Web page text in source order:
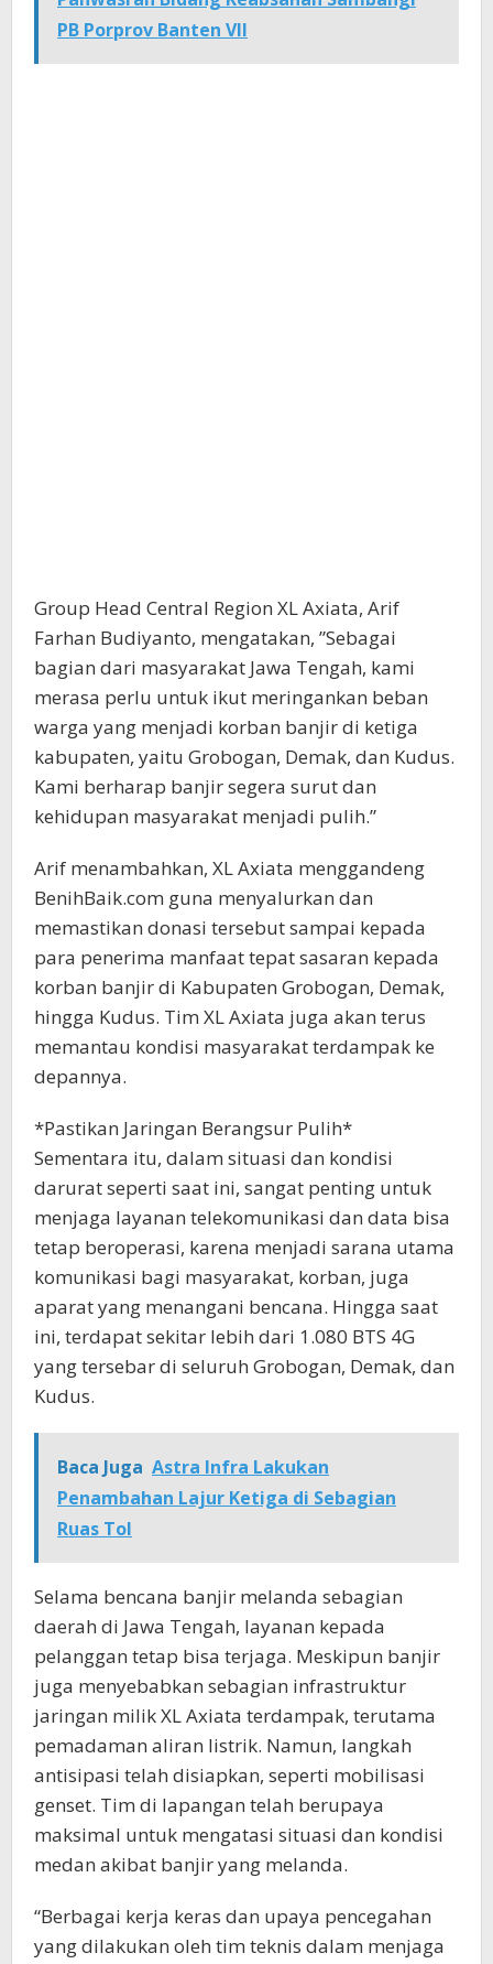
PB Porprov Banten VII
Group Head Central Region XL Axiata, Arif
Farhan Budiyanto, mengatakan, ”Sebagai
bagian dari masyarakat Jawa Tengah, kami
merasa perlu untuk ikut meringankan beban
warga yang menjadi korban banjir di ketiga
kabupaten, yaitu Grobogan, Demak, dan Kudus.
Kami berharap banjir segera surut dan
kehidupan masyarakat menjadi pulih.”
Arif menambahkan, XL Axiata menggandeng
BenihBaik.com guna menyalurkan dan
memastikan donasi tersebut sampai kepada
para penerima manfaat tepat sasaran kepada
korban banjir di Kabupaten Grobogan, Demak,
hingga Kudus. Tim XL Axiata juga akan terus
memantau kondisi masyarakat terdampak ke
depannya.
*Pastikan Jaringan Berangsur Pulih*
Sementara itu, dalam situasi dan kondisi
darurat seperti saat ini, sangat penting untuk
menjaga layanan telekomunikasi dan data bisa
tetap beroperasi, karena menjadi sarana utama
komunikasi bagi masyarakat, korban, juga
aparat yang menangani bencana. Hingga saat
ini, terdapat sekitar lebih dari 1.080 BTS 4G
yang tersebar di seluruh Grobogan, Demak, dan
Kudus.
Baca Juga Astra Infra Lakukan
Penambahan Lajur Ketiga di Sebagian
Ruas Tol
Selama bencana banjir melanda sebagian
daerah di Jawa Tengah, layanan kepada
pelanggan tetap bisa terjaga. Meskipun banjir
juga menyebabkan sebagian infrastruktur
jaringan milik XL Axiata terdampak, terutama
pemadaman aliran listrik. Namun, langkah
antisipasi telah disiapkan, seperti mobilisasi
genset. Tim di lapangan telah berupaya
maksimal untuk mengatasi situasi dan kondisi
medan akibat banjir yang melanda.
“Berbagai kerja keras dan upaya pencegahan
yang dilakukan oleh tim teknis dalam menjaga